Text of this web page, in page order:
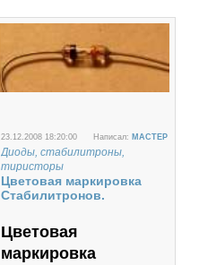
23.12.2008 18:20:00 Написал: MACTEP
Диоды, стабилитроны,
тиристоры
Цветовая маркировка
Стабилитронов.
Цветовая
маркировка